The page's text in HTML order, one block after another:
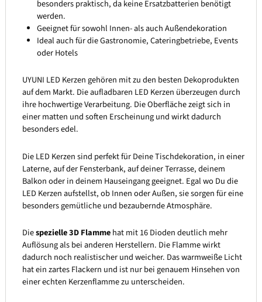
besonders praktisch, da keine Ersatzbatterien benötigt
werden.
Geeignet für sowohl Innen- als auch Außendekoration
Ideal auch für die Gastronomie, Cateringbetriebe, Events
oder Hotels
UYUNI LED Kerzen gehören mit zu den besten Dekoprodukten
auf dem Markt. Die aufladbaren LED Kerzen überzeugen durch
ihre hochwertige Verarbeitung. Die Oberfläche zeigt sich in
einer matten und soften Erscheinung und wirkt dadurch
besonders edel.
Die LED Kerzen sind perfekt für Deine Tischdekoration, in einer
Laterne, auf der Fensterbank, auf deiner Terrasse, deinem
Balkon oder in deinem Hauseingang geeignet. Egal wo Du die
LED Kerzen aufstellst, ob Innen oder Außen, sie sorgen für eine
besonders gemütliche und bezaubernde Atmosphäre.
Diespezielle 3D Flammehat mit 16 Dioden deutlich mehr
Auflösung als bei anderen Herstellern. Die Flamme wirkt
dadurch noch realistischer und weicher. Das warmweiße Licht
hat ein zartes Flackern und ist nur bei genauem Hinsehen von
einer echten Kerzenflamme zu unterscheiden.